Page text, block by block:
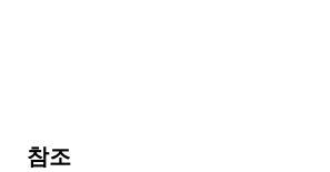
참조